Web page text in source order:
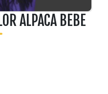
ALPACA BEBE